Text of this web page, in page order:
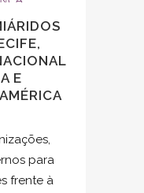
E
para
frente à